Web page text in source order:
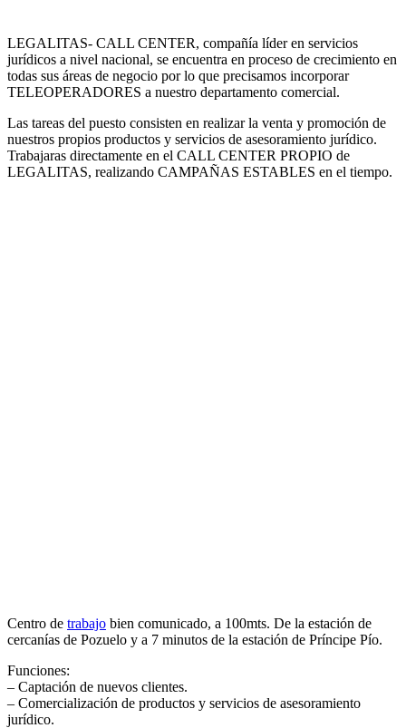
LEGALITAS- CALL CENTER, compañía líder en servicios
jurídicos a nivel nacional, se encuentra en proceso de crecimiento en
todas sus áreas de negocio por lo que precisamos incorporar
TELEOPERADORES a nuestro departamento comercial.
Las tareas del puesto consisten en realizar la venta y promoción de
nuestros propios productos y servicios de asesoramiento jurídico.
Trabajaras directamente en el CALL CENTER PROPIO de
LEGALITAS, realizando CAMPAÑAS ESTABLES en el tiempo.
Centro de trabajo bien comunicado, a 100mts. De la estación de
cercanías de Pozuelo y a 7 minutos de la estación de Príncipe Pío.
Funciones:
– Captación de nuevos clientes.
– Comercialización de productos y servicios de asesoramiento
jurídico.